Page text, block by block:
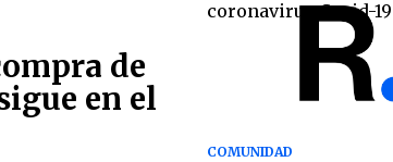
de
en el
COMUNIDAD